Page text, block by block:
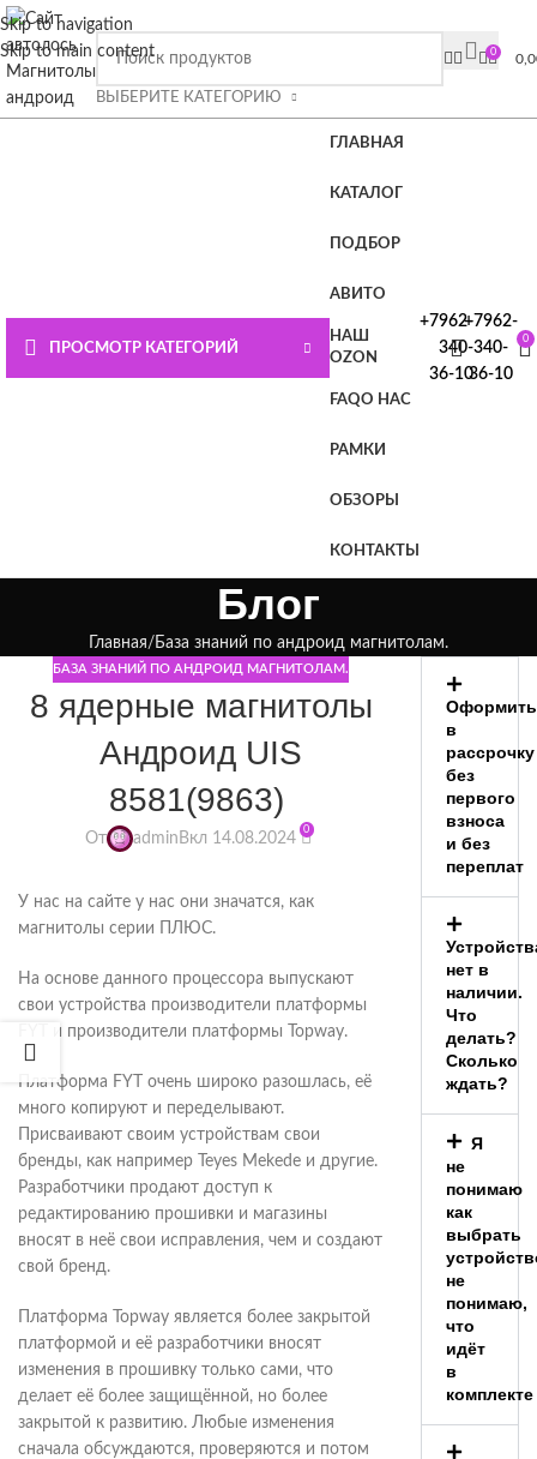
Skip to navigation
Skip to main content
ВЫБЕРИТЕ КАТЕГОРИЮ
0
ПРОСМОТР КАТЕГОРИЙ
ГЛАВНАЯ
КАТАЛОГ
ПОДБОР
АВИТО
НАШ
OZON
FAQО НАС
РАМКИ
ОБЗОРЫ
КОНТАКТЫ
+7962-
340-
36-10
+7962-
340-
36-10
0
Блог
Главная База знаний по андроид магнитолам.
БАЗА ЗНАНИЙ ПО АНДРОИД МАГНИТОЛАМ.
8 ядерные магнитолы
Андроид UIS
8581(9863)
От admin Вкл 14.08.2024 0
У нас на сайте у нас они значатся, как
магнитолы серии ПЛЮС.
На основе данного процессора выпускают
свои устройства производители платформы
FYT и производители платформы Topway.
Платформа FYT очень широко разошлась, её
много копируют и переделывают.
Присваивают своим устройствам свои
бренды, как например Teyes Mekede и другие.
Разработчики продают доступ к
редактированию прошивки и магазины
вносят в неё свои исправления, чем и создают
свой бренд.
Платформа Topway является более закрытой
платформой и её разработчики вносят
изменения в прошивку только сами, что
делает её более защищённой, но более
закрытой к развитию. Любые изменения
сначала обсуждаются, проверяются и потом
Оформить
в
рассрочку
без
первого
взноса
и без
переплат
нет в
наличии.
Что
делать?
Сколько
ждать?
Я
не
понимаю
как
выбрать
не
понимаю,
что
идёт
в
комплекте
ВНИМАНИЕ СЮДА!!!! При покупке магнитолы Плюс или
Премиум лицензия в подарок.
странице или нажмите СЮДА